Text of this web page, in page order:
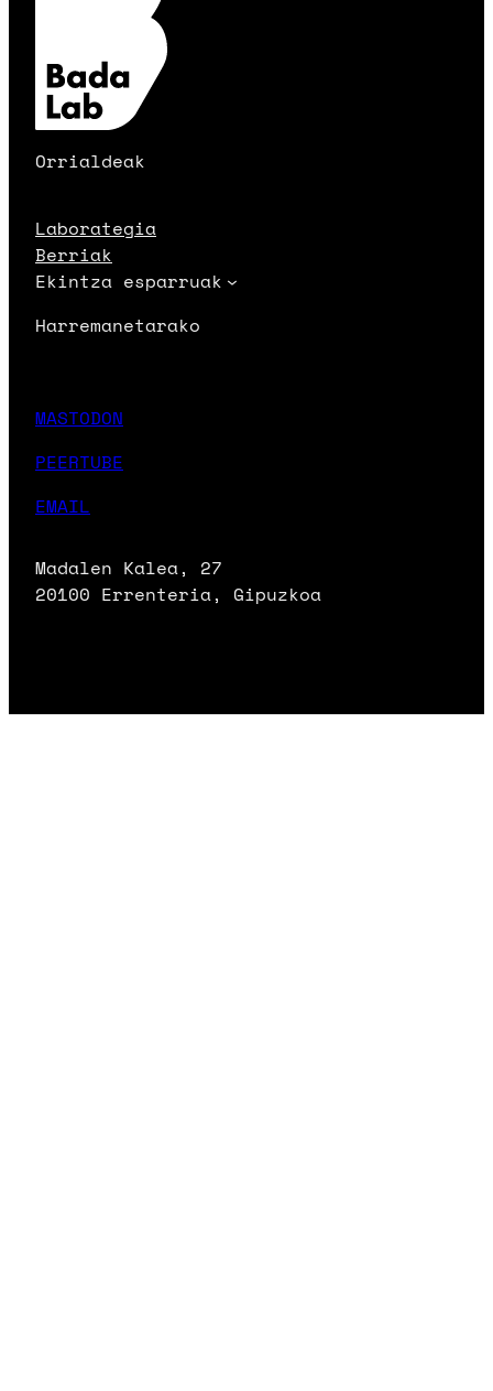
Orrialdeak
Laborategia
Berriak
Ekintza esparruak
Harremanetarako
MASTODON
PEERTUBE
EMAIL
Madalen Kalea, 27
20100 Errenteria, Gipuzkoa